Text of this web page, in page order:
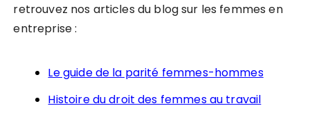
retrouvez nos articles du blog sur les femmes en
entreprise :
Le guide de la parité femmes-hommes
Histoire du droit des femmes au travail